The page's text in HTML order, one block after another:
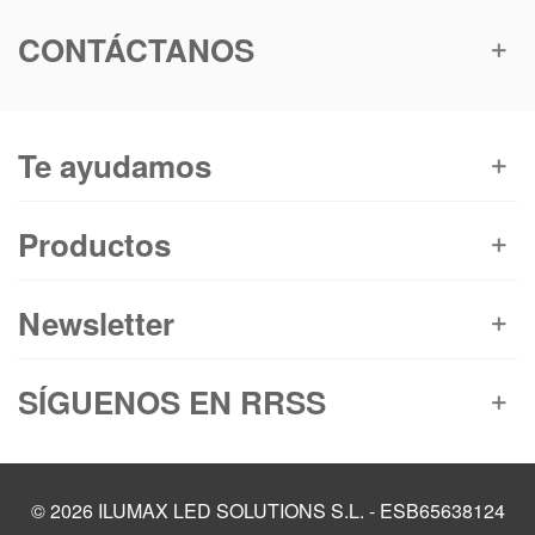
CONTÁCTANOS
Te ayudamos
Productos
Newsletter
SÍGUENOS EN RRSS
© 2026 ILUMAX LED SOLUTIONS S.L. - ESB65638124